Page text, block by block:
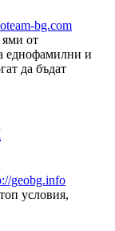
bg.com
ями от
еднофамилни и
да бъдат
geobg.info
условия,